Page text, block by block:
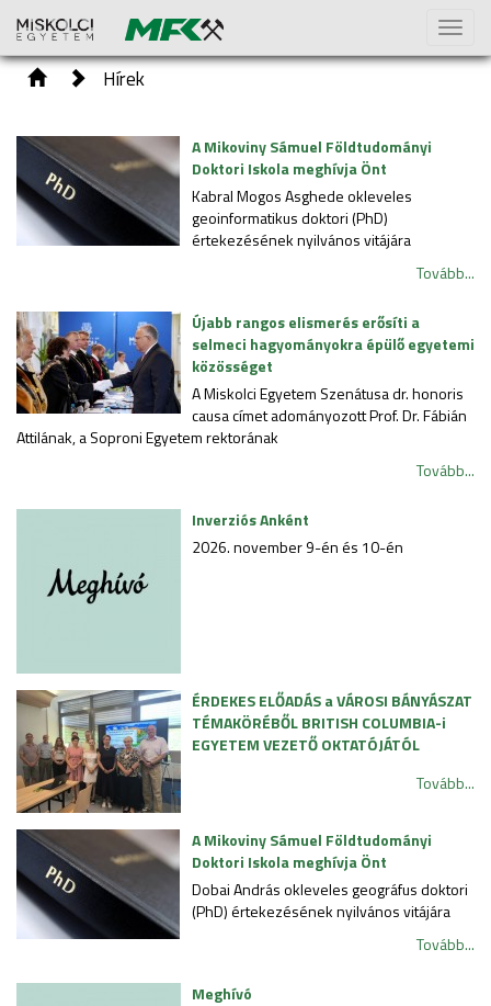
Toggle
Hírek
A Mikoviny Sámuel Földtudományi
Doktori Iskola meghívja Önt
Kabral Mogos Asghede okleveles
geoinformatikus doktori (PhD)
értekezésének nyilvános vitájára
Tovább...
Újabb rangos elismerés erősíti a
selmeci hagyományokra épülő egyetemi
közösséget
A Miskolci Egyetem Szenátusa dr. honoris
causa címet adományozott Prof. Dr. Fábián
Attilának, a Soproni Egyetem rektorának
Tovább...
Inverziós Anként
2026. november 9-én és 10-én
ÉRDEKES ELŐADÁS a VÁROSI BÁNYÁSZAT
TÉMAKÖRÉBŐL BRITISH COLUMBIA-i
EGYETEM VEZETŐ OKTATÓJÁTÓL
Tovább...
A Mikoviny Sámuel Földtudományi
Doktori Iskola meghívja Önt
Dobai András okleveles geográfus doktori
(PhD) értekezésének nyilvános vitájára
Tovább...
Meghívó